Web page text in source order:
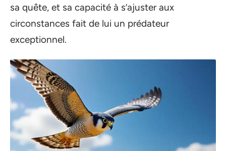
sa quête, et sa capacité à s’ajuster aux
circonstances fait de lui un prédateur
exceptionnel.